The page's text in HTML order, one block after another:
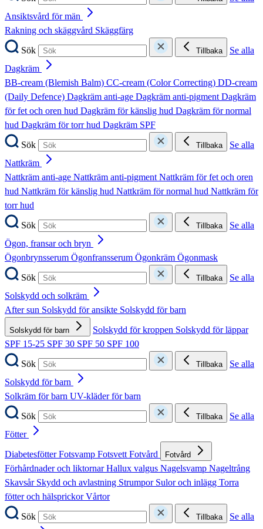
Ansiktsvård för män
Rakning och skäggvård Skäggfärg
Sök
Tillbaka
Se alla
Dagkräm
BB-cream (Blemish Balm) CC-cream (Color Correcting) DD-cream
(Daily Defence) Dagkräm anti-age Dagkräm anti-pigmentDagkräm
för fet och oren hud Dagkräm för känslig hud Dagkräm för normal
hud Dagkräm för torr hud Dagkräm SPF
Sök
Tillbaka
Se alla
Nattkräm
Nattkräm anti-age Nattkräm anti-pigmentNattkräm för fet och oren
hud Nattkräm för känslig hud Nattkräm för normal hud Nattkräm för
torr hud
Sök
Tillbaka
Se alla
Ögon, fransar och bryn
Ögonbrynsserum Ögonfransserum Ögonkräm Ögonmask
Sök
Tillbaka
Se alla
Solskydd och solkräm
After sun Solskydd för ansikte Solskydd för barn
Solskydd för barn Solskydd för kroppen Solskydd för läppar
SPF 15-25 SPF 30 SPF 50 SPF 100
Sök
Tillbaka
Se alla
Solskydd för barn
Solkräm för barn UV-kläder för barn
Sök
Tillbaka
Se alla
Fötter
DiabetesfötterFotsvamp FotsvettFotvård Fotvård
Förhårdnader och liktornarHallux valgus Nagelsvamp Nageltrång
Skavsår Skydd och avlastning Strumpor Sulor och inlägg Torra
fötter och hälsprickorVårtor
Sök
Tillbaka
Se alla